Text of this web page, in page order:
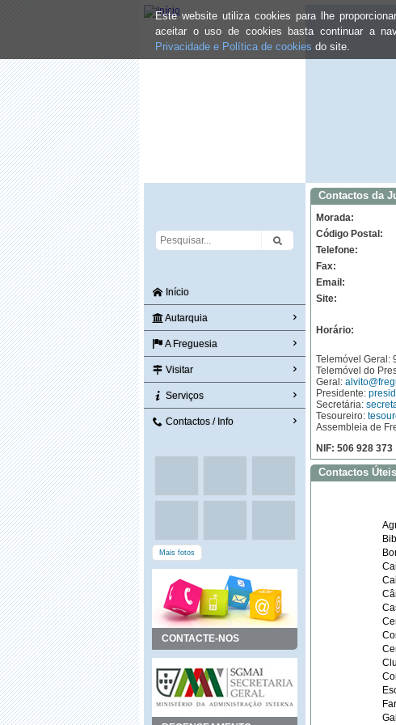
Este website utiliza cookies para lhe
aceitar o uso de cookies basta continuar a
Privacidade e Política de cookies do site.
Início
Autarquia
A Freguesia
Visitar
Serviços
Contactos / Info
Mais fotos
CONTACTE-NOS
Contactos da
Morada:
Código Postal:
Telefone:
Fax:
Email:
Site:
Horário:
Telemóvel Geral:
Telemóvel do
Geral:
Presidente:
Secretária:
Tesoureiro:
Assembleia de
NIF: 506 928 373
Contactos Úteis